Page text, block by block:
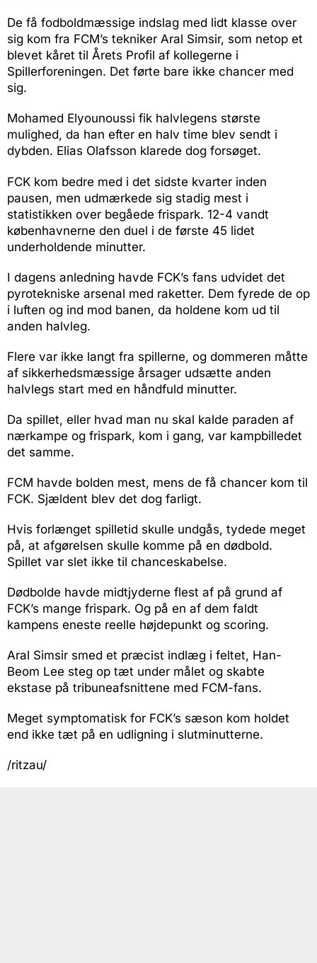
De få fodboldmæssige indslag med lidt klasse over
sig kom fra FCM’s tekniker Aral Simsir, som netop et
blevet kåret til Årets Profil af kollegerne i
Spillerforeningen. Det førte bare ikke chancer med
sig.
Mohamed Elyounoussi fik halvlegens største
mulighed, da han efter en halv time blev sendt i
dybden. Elias Olafsson klarede dog forsøget.
FCK kom bedre med i det sidste kvarter inden
pausen, men udmærkede sig stadig mest i
statistikken over begåede frispark. 12-4 vandt
københavnerne den duel i de første 45 lidet
underholdende minutter.
I dagens anledning havde FCK’s fans udvidet det
pyrotekniske arsenal med raketter. Dem fyrede de op
i luften og ind mod banen, da holdene kom ud til
anden halvleg.
Flere var ikke langt fra spillerne, og dommeren måtte
af sikkerhedsmæssige årsager udsætte anden
halvlegs start med en håndfuld minutter.
Da spillet, eller hvad man nu skal kalde paraden af
nærkampe og frispark, kom i gang, var kampbilledet
det samme.
FCM havde bolden mest, mens de få chancer kom til
FCK. Sjældent blev det dog farligt.
Hvis forlænget spilletid skulle undgås, tydede meget
på, at afgørelsen skulle komme på en dødbold.
Spillet var slet ikke til chanceskabelse.
Dødbolde havde midtjyderne flest af på grund af
FCK’s mange frispark. Og på en af dem faldt
kampens eneste reelle højdepunkt og scoring.
Aral Simsir smed et præcist indlæg i feltet, Han-
Beom Lee steg op tæt under målet og skabte
ekstase på tribuneafsnittene med FCM-fans.
Meget symptomatisk for FCK’s sæson kom holdet
end ikke tæt på en udligning i slutminutterne.
/ritzau/